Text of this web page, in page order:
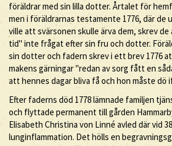
föräldrar med sin lilla dotter. Årtalet för
men i föräldrarnas testamente 1776, där
ville att svärsonen skulle ärva dem, skrev
tid" inte frågat efter sin fru och dotter.
sin dotter och fadern skrev i ett brev 1776
makens gärningar "redan av sorg fått en
att hennes dagar bliva få och hon måste dö
Efter faderns död 1778 lämnade familjen
och flyttade permanent till gården
Elisabeth Christina von Linné avled där vid
lunginflammation. Det hölls en